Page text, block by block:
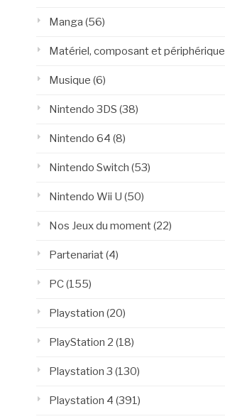
Manga (56)
Matériel, composant et périphérique
Musique (6)
Nintendo 3DS (38)
Nintendo 64 (8)
Nintendo Switch (53)
Nintendo Wii U (50)
Nos Jeux du moment(22)
Partenariat(4)
PC(155)
Playstation (20)
PlayStation 2 (18)
Playstation 3 (130)
Playstation 4 (391)